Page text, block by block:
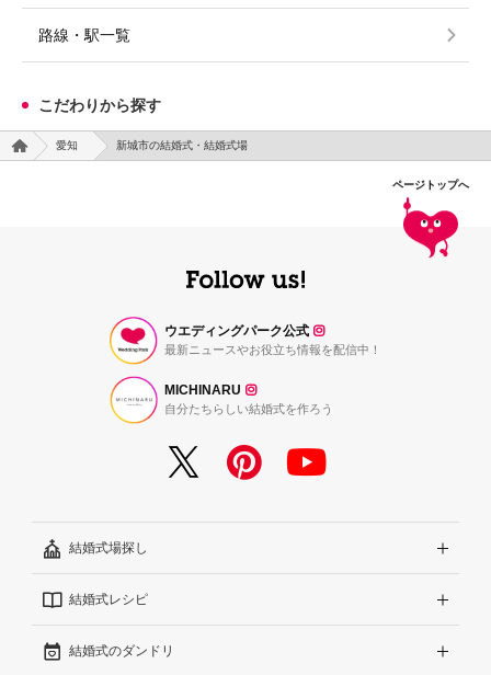
路線・駅一覧
こだわりから探す
愛知 新城市の結婚式・結婚式場
ページトップへ
ウエディングパーク公式
最新ニュースやお役立ち情報を配信中！
MICHINARU
自分たちらしい結婚式を作ろう
結婚式場探し
エリアから探す
こだわりから探す
結婚式レシピ
結婚式準備レポート『ハナレポ』
結婚式のダンドリ